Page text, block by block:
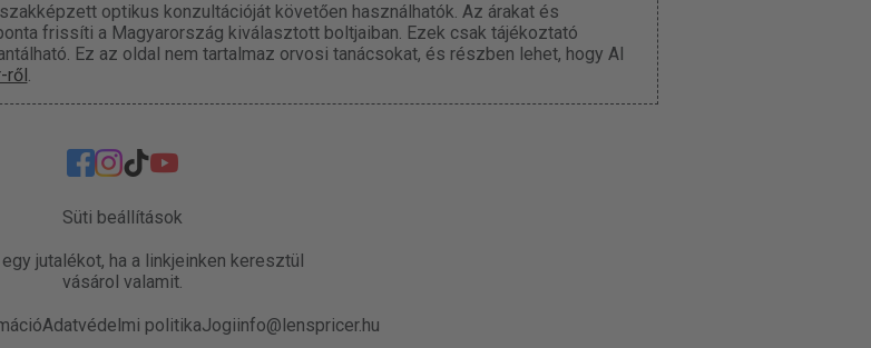
optikus konzultációját követően használhatók. Az árakat és
frissíti a Magyarország kiválasztott boltjaiban. Ezek csak tájékoztató
Ez az oldal nem tartalmaz orvosi tanácsokat, és részben lehet, hogy AI
ről.
Süti beállítások
egy jutalékot, ha a linkjeinken keresztül
vásárol valamit.
Adatvédelmi politikaJogiinfo@lenspricer.hu